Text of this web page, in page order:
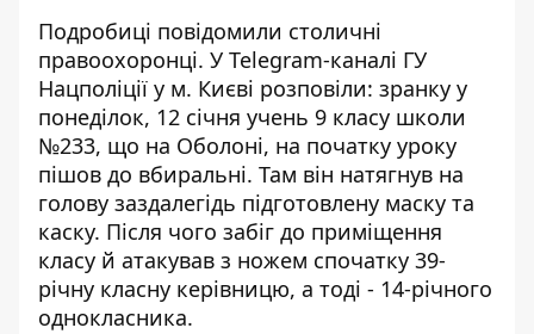
Подробиці повідомили столичні
правоохоронці. У Telegram-каналі ГУ
Нацполіції у м. Києві розповіли: зранку у
понеділок, 12 січня учень 9 класу школи
№233, що на Оболоні, на початку уроку
пішов до вбиральні. Там він натягнув на
голову заздалегідь підготовлену маску та
каску. Після чого забіг до приміщення
класу й атакував з ножем спочатку 39-
річну класну керівницю, а тоді - 14-річного
однокласника.